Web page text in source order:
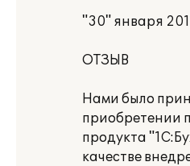
"30" января
ОТЗЫВ
Нами было
приобретении
продукта
качестве